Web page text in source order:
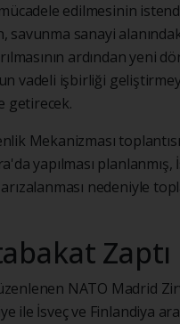
edilmesinin
savunma sanayi
ardından yeni
vadeli işbirliği
getirecek.
Mekanizması
yapılması planlanmış,
nedeniyle
Zaptı
NATO Madrid
ile İsveç ve Finlandiya